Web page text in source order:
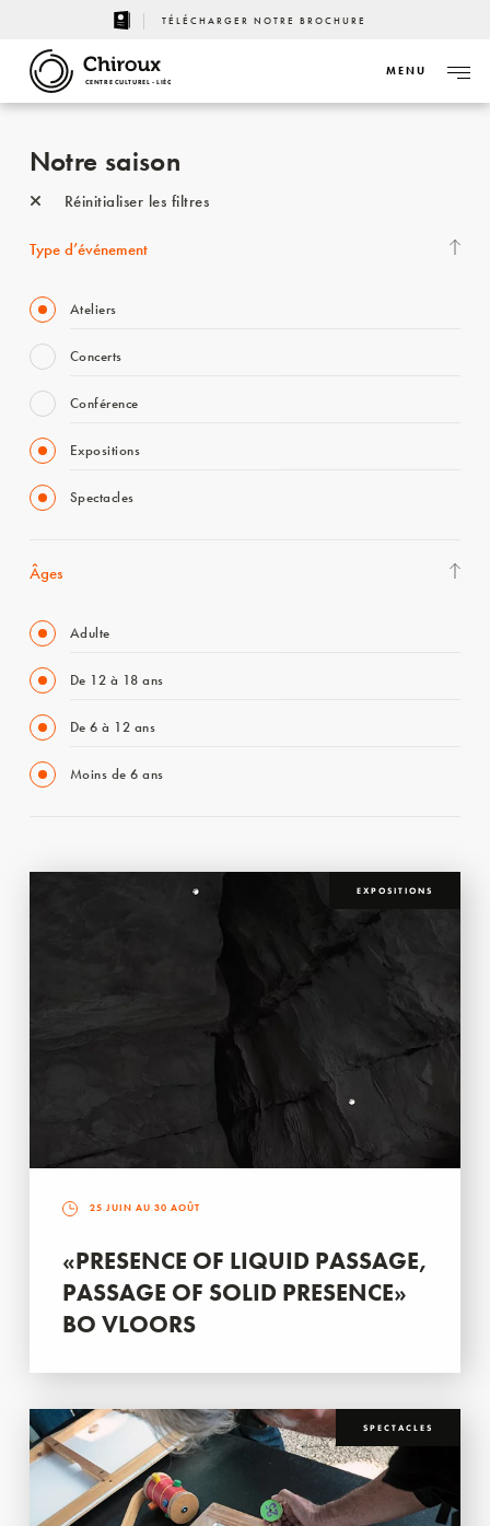
TÉLÉCHARGER NOTRE BROCHURE
CENTRE CULTUREL - LIÈGE
MENU
Notre saison
Réinitialiser les filtres
Type d’événement
Ateliers
Concerts
Conférence
Expositions
Spectacles
Âges
Adulte
De 12 à 18 ans
De 6 à 12 ans
Moins de 6 ans
EXPOSITIONS
25 JUIN AU 30 AOÛT
«PRESENCE OF LIQUID PASSAGE,
PASSAGE OF SOLID PRESENCE»
BO VLOORS
SPECTACLES